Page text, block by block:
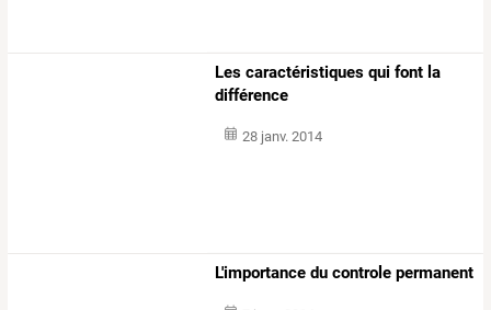
Les caractéristiques qui font la
différence
28 janv. 2014
L'importance du controle permanent